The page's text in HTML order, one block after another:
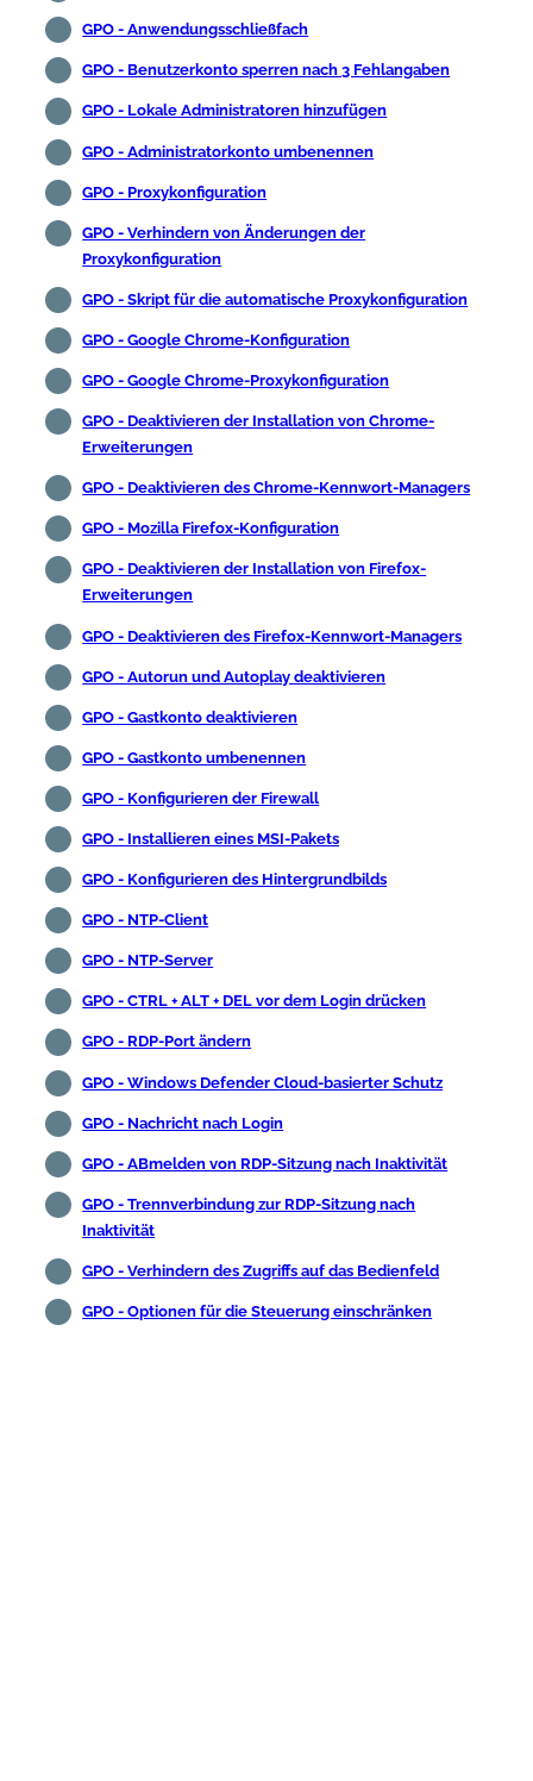
GPO - Anwendungsschließfach
GPO - Benutzerkonto sperren nach 3 Fehlangaben
GPO - Lokale Administratoren hinzufügen
GPO - Administratorkonto umbenennen
GPO - Proxykonfiguration
GPO - Verhindern von Änderungen der
Proxykonfiguration
GPO - Skript für die automatische Proxykonfiguration
GPO - Google Chrome-Konfiguration
GPO - Google Chrome-Proxykonfiguration
GPO - Deaktivieren der Installation von Chrome-
Erweiterungen
GPO - Deaktivieren des Chrome-Kennwort-Managers
GPO - Mozilla Firefox-Konfiguration
GPO - Deaktivieren der Installation von Firefox-
Erweiterungen
GPO - Deaktivieren des Firefox-Kennwort-Managers
GPO - Autorun und Autoplay deaktivieren
GPO - Gastkonto deaktivieren
GPO - Gastkonto umbenennen
GPO - Konfigurieren der Firewall
GPO - Installieren eines MSI-Pakets
GPO - Konfigurieren des Hintergrundbilds
GPO - NTP-Client
GPO - NTP-Server
GPO - CTRL + ALT + DEL vor dem Login drücken
GPO - RDP-Port ändern
GPO - Windows Defender Cloud-basierter Schutz
GPO - Nachricht nach Login
GPO - ABmelden von RDP-Sitzung nach Inaktivität
GPO - Trennverbindung zur RDP-Sitzung nach
Inaktivität
GPO - Verhindern des Zugriffs auf das Bedienfeld
GPO - Optionen für die Steuerung einschränken